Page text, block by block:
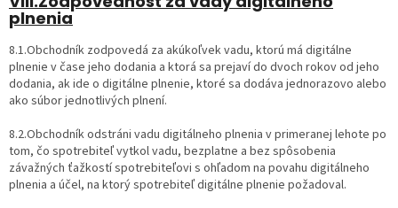
plnenia
8.1.Obchodník zodpovedá za akúkoľvek vadu, ktorú má digitálne
plnenie v čase jeho dodania a ktorá sa prejaví do dvoch rokov od jeho
dodania, ak ide o digitálne plnenie, ktoré sa dodáva jednorazovo alebo
ako súbor jednotlivých plnení.
8.2.Obchodník odstráni vadu digitálneho plnenia v primeranej lehote po
tom, čo spotrebiteľ vytkol vadu, bezplatne a bez spôsobenia
závažných ťažkostí spotrebiteľovi s ohľadom na povahu digitálneho
plnenia a účel, na ktorý spotrebiteľ digitálne plnenie požadoval.